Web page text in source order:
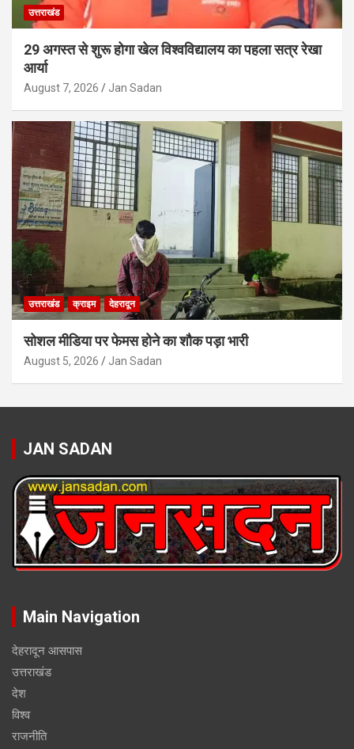
उत्तराखंड
29 अगस्त से शुरू होगा खेल विश्वविद्यालय का पहला सत्र रेखा
आर्या
August 7, 2026 Jan Sadan
उत्तराखंड क्राइम देहरादून
सोशल मीडिया पर फेमस होने का शौक पड़ा भारी
August 5, 2026 Jan Sadan
JAN SADAN
Main Navigation
देहरादून आसपास
उत्तराखंड
देश
विश्व
राजनीति